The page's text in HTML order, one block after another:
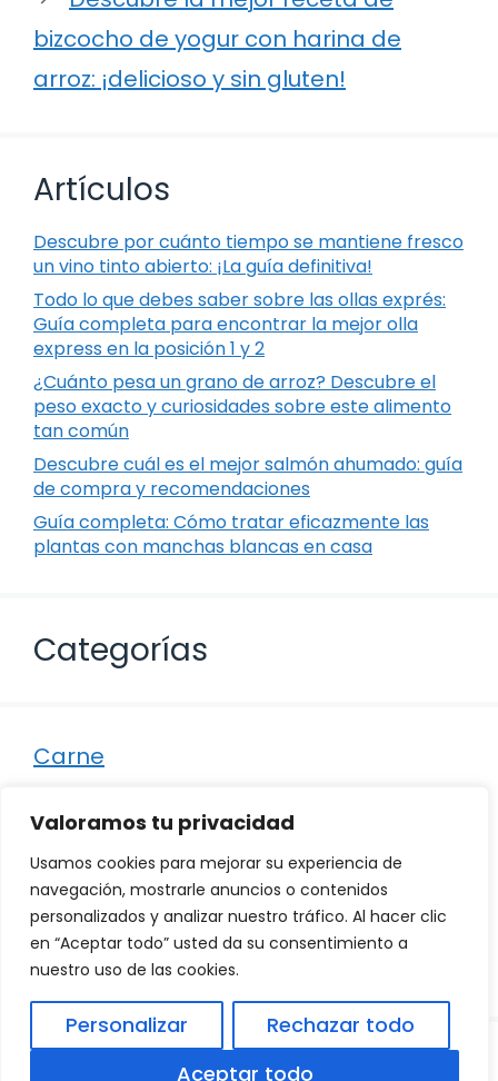
Valoramos tu privacidad
Usamos cookies para mejorar su experiencia de
navegación, mostrarle anuncios o contenidos
personalizados y analizar nuestro tráfico. Al hacer clic
en “Aceptar todo” usted da su consentimiento a
nuestro uso de las cookies.
Personalizar
Rechazar todo
Aceptar todo
bizcocho de yogur con harina de
arroz: ¡delicioso y sin gluten!
Artículos
Descubre por cuánto tiempo se mantiene fresco
un vino tinto abierto: ¡La guía definitiva!
Todo lo que debes saber sobre las ollas exprés:
Guía completa para encontrar la mejor olla
express en la posición 1 y 2
¿Cuánto pesa un grano de arroz? Descubre el
peso exacto y curiosidades sobre este alimento
tan común
Descubre cuál es el mejor salmón ahumado: guía
de compra y recomendaciones
Guía completa: Cómo tratar eficazmente las
plantas con manchas blancas en casa
Categorías
Carne
Marisco
Otro
Pescado
Recetas
Política de Privacidad Aviso Legal|